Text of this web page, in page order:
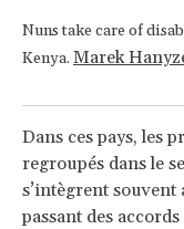
Nuns take care of
Kenya. Marek
Dans ces pays, les
regroupés dans le
s’intègrent souvent
passant des